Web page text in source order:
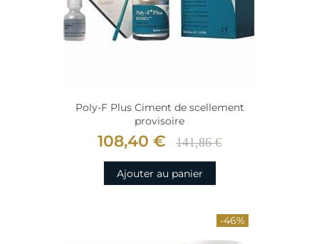
Poly-F Plus Ciment de scellement
provisoire
108,40 € 141,86 €
Ajouter au panier
-46%